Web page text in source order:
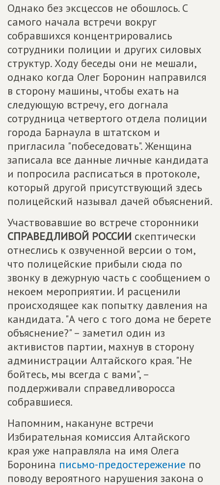
Однако без эксцессов не обошлось. С
самого начала встречи вокруг
собравшихся концентрировались
сотрудники полиции и других силовых
структур. Ходу беседы они не мешали,
однако когда Олег Боронин направился
в сторону машины, чтобы ехать на
следующую встречу, его догнала
сотрудница четвертого отдела полиции
города Барнаула в штатском и
пригласила "побеседовать". Женщина
записала все данные личные кандидата
и попросила расписаться в протоколе,
который другой присутствующий здесь
полицейский называл дачей объяснений.
Участвовавшие во встрече сторонники
СПРАВЕДЛИВОЙ РОССИИ скептически
отнеслись к озвученной версии о том,
что полицейские прибыли сюда по
звонку в дежурную часть с сообщением о
некоем мероприятии. И расценили
происходящее как попытку давления на
кандидата. "А чего с того дома не берете
объяснение?" – заметил один из
активистов партии, махнув в сторону
администрации Алтайского края. "Не
бойтесь, мы всегда с вами", –
поддерживали справедливоросса
собравшиеся.
Напомним, накануне встречи
Избирательная комиссия Алтайского
края уже направляла на имя Олега
Боронина письмо-предостережение по
поводу вероятного нарушения закона о